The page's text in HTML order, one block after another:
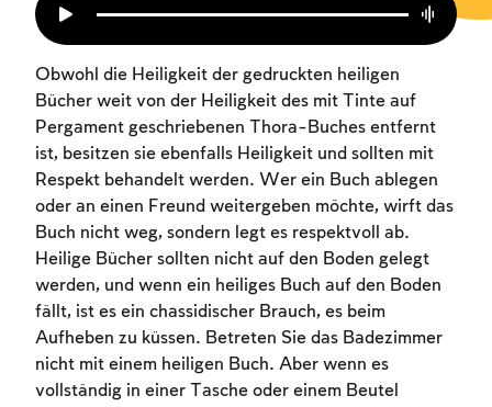
Obwohl die Heiligkeit der gedruckten heiligen
Bücher weit von der Heiligkeit des mit Tinte auf
Pergament geschriebenen Thora-Buches entfernt
ist, besitzen sie ebenfalls Heiligkeit und sollten mit
Respekt behandelt werden. Wer ein Buch ablegen
oder an einen Freund weitergeben möchte, wirft das
Buch nicht weg, sondern legt es respektvoll ab.
Heilige Bücher sollten nicht auf den Boden gelegt
werden, und wenn ein heiliges Buch auf den Boden
fällt, ist es ein chassidischer Brauch, es beim
Aufheben zu küssen. Betreten Sie das Badezimmer
nicht mit einem heiligen Buch. Aber wenn es
vollständig in einer Tasche oder einem Beutel